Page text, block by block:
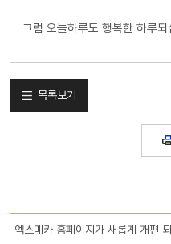
그럼 오늘하루도 행복한 하루되
목록보기
엑스메카 홈페이지가 새롭게 개편